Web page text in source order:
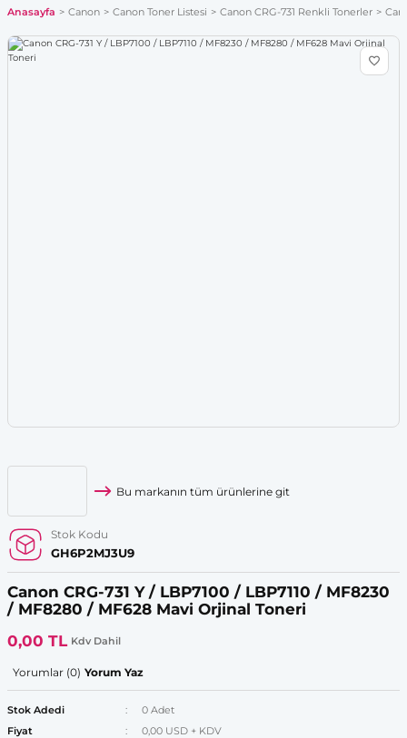
Anasayfa Canon Canon Toner Listesi Canon CRG-731 Renkli Tonerler
Bu markanın tüm ürünlerine git
Stok Kodu
GH6P2MJ3U9
Canon CRG-731 Y / LBP7100 / LBP7110 / MF8230
/ MF8280 / MF628 Mavi Orjinal Toneri
0,00 TL Kdv Dahil
Yorumlar (0) Yorum Yaz
Stok Adedi
0 Adet
Fiyat
0,00 USD + KDV